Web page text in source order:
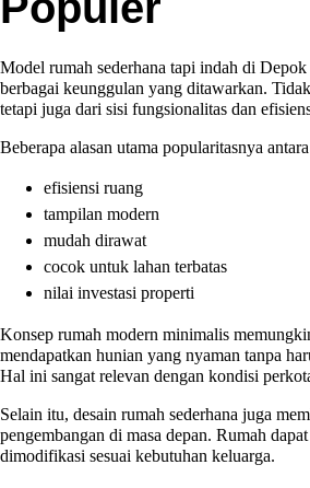
Model rumah sederhana tapi indah di
berbagai keunggulan yang ditawarkan.
tetapi juga dari sisi fungsionalitas dan
Beberapa alasan utama popularitasnya
efisiensi ruang
tampilan modern
mudah dirawat
cocok untuk lahan terbatas
nilai investasi properti
Konsep rumah modern minimalis
mendapatkan hunian yang nyaman tanpa
Hal ini sangat relevan dengan kondisi
Selain itu, desain rumah sederhana juga
pengembangan di masa depan. Rumah
dimodifikasi sesuai kebutuhan keluarga.